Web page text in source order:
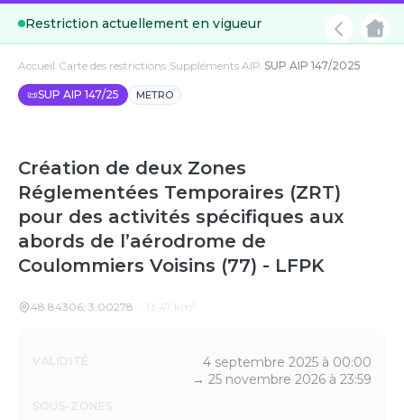
Restriction actuellement en vigueur
Accueil Carte des restrictions Suppléments AIP SUP AIP 147/2025
📜SUP AIP 147/25 METRO
Création de deux Zones
Réglementées Temporaires (ZRT)
pour des activités spécifiques aux
abords de l’aérodrome de
Coulommiers Voisins (77) - LFPK
48.84306, 3.00278 13,47 km²
Détails
VALIDITÉ
4 septembre 2025 à 00:00
→ 25 novembre 2026 à 23:59
SOUS-ZONES